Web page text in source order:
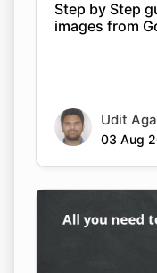
Step by Step
images from
Udit
03 Aug